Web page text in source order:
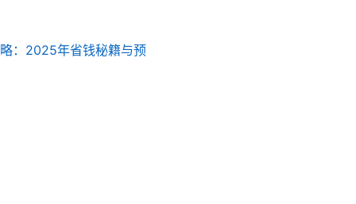
：2025年省钱秘籍与预